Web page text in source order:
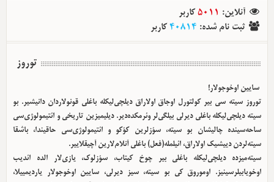
آنلاین:
5011 کاربر
ثبت نام شده:
40814 کاربر
توروز
سایین اوخوجولار!
توروز سیته سی بیر کولتورل اوجاق اولا‌راق دیلچی‌لیکله باغلی قونولاردان دانیشیر. بو
سیته دیلچی‌لیکله باغلی دیرلی بیلگی‌لر وئرمکده‌دیر. دیلیمیزین تاریخی و ائتیمولوژی‌سی
ساحه‌سینده چالیشان بو سیته، سؤزلرین کؤکو و ائتیمولوژی‌سی حاقیندا، باشقا
سیته‌لردن دییشیک اولا‌راق، ائیلمله(فعل) باغلی آنلام‌لارین آچیقلاییر.
سیته‌میزده دیلچی‌لیکله باغلی بیر چوخ کیتاب، سؤزلوک، یازی‌لار الده ائدیب
اوخویابیلرسینیز. اوموروق کی بو سیته، سیز دیرلی، سایین اوخوجولار یاردیمییلا،